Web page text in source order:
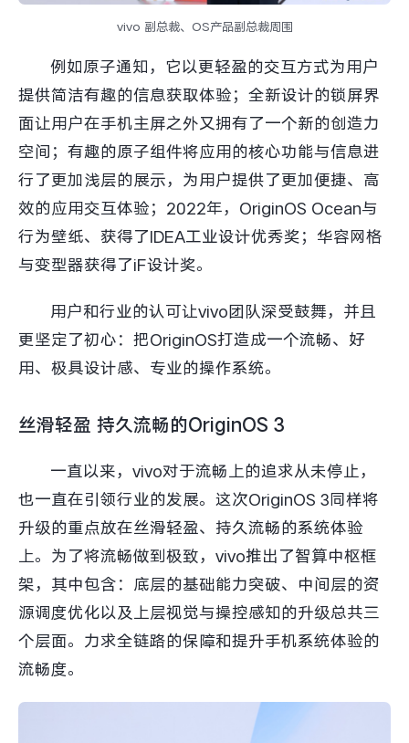
全部S机型 对比S机型
Y50 5G Y50m 5G
全部Y机型 对比Y机型
iQOO Neo11 iQOO 15
全部智能硬件
vivo 副总裁、OS产品副总裁周围
例如原子通知，它以更轻盈的交互方式为用户
提供简洁有趣的信息获取体验；全新设计的锁屏界
面让用户在手机主屏之外又拥有了一个新的创造力
空间；有趣的原子组件将应用的核心功能与信息进
行了更加浅层的展示，为用户提供了更加便捷、高
效的应用交互体验；2022年，OriginOS Ocean与
行为壁纸、获得了IDEA工业设计优秀奖；华容网格
与变型器获得了iF设计奖。
用户和行业的认可让vivo团队深受鼓舞，并且
更坚定了初心：把OriginOS打造成一个流畅、好
用、极具设计感、专业的操作系统。
丝滑轻盈 持久流畅的OriginOS 3
一直以来，vivo对于流畅上的追求从未停止，
也一直在引领行业的发展。这次OriginOS 3同样将
升级的重点放在丝滑轻盈、持久流畅的系统体验
上。为了将流畅做到极致，vivo推出了智算中枢框
架，其中包含：底层的基础能力突破、中间层的资
源调度优化以及上层视觉与操控感知的升级总共三
个层面。力求全链路的保障和提升手机系统体验的
流畅度。